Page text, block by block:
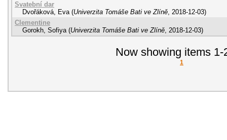
Svatební dar
Dvořáková, Eva (Univerzita Tomáše Bati ve Zlíně, 2018-12-03)
Clementine
Gorokh, Sofiya (Univerzita Tomáše Bati ve Zlíně, 2018-12-03)
Now showing items 1-
1